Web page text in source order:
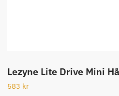
Lezyne Lite Drive Mini
583 kr